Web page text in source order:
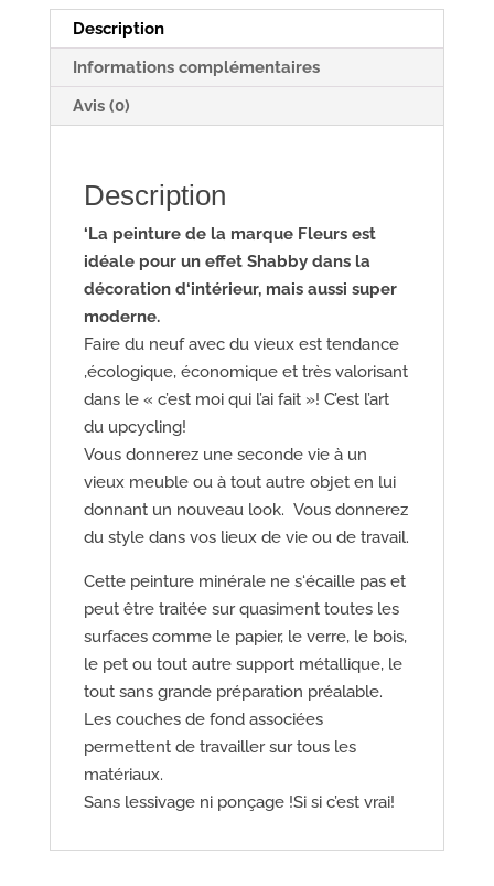
Blue
F71
Description
Informations complémentaires
Avis (0)
Description
‘La peinture de la marque Fleurs est
idéale pour un effet Shabbydans la
décoration d‘intérieur, mais aussi super
moderne.
Faire du neuf avec du vieux est tendance
,écologique, économique et très valorisant
dans le « c’est moi qui l’ai fait »! C’est l’art
du upcycling!
Vous donnerez une seconde vie à un
vieux meuble ou à tout autre objet en lui
donnant un nouveau look. Vous donnerez
du style dans vos lieux de vie ou de travail.
Cette peinture minérale ne s‘écaille pas et
peut être traitée sur quasiment toutes les
surfaces comme le papier, le verre, le bois,
le pet ou tout autre support métallique, le
tout sans grande préparation préalable.
Les couches de fond associées
permettent de travailler sur tous les
matériaux.
Sans lessivage ni ponçage !Si si c’est vrai!